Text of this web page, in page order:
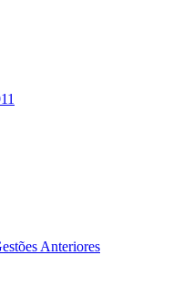
Anteriores